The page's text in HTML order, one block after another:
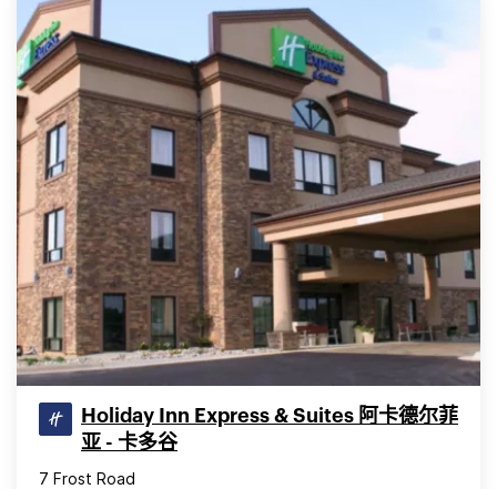
Holiday Inn Express & Suites 阿卡德尔菲
亚 - 卡多谷
7 Frost Road